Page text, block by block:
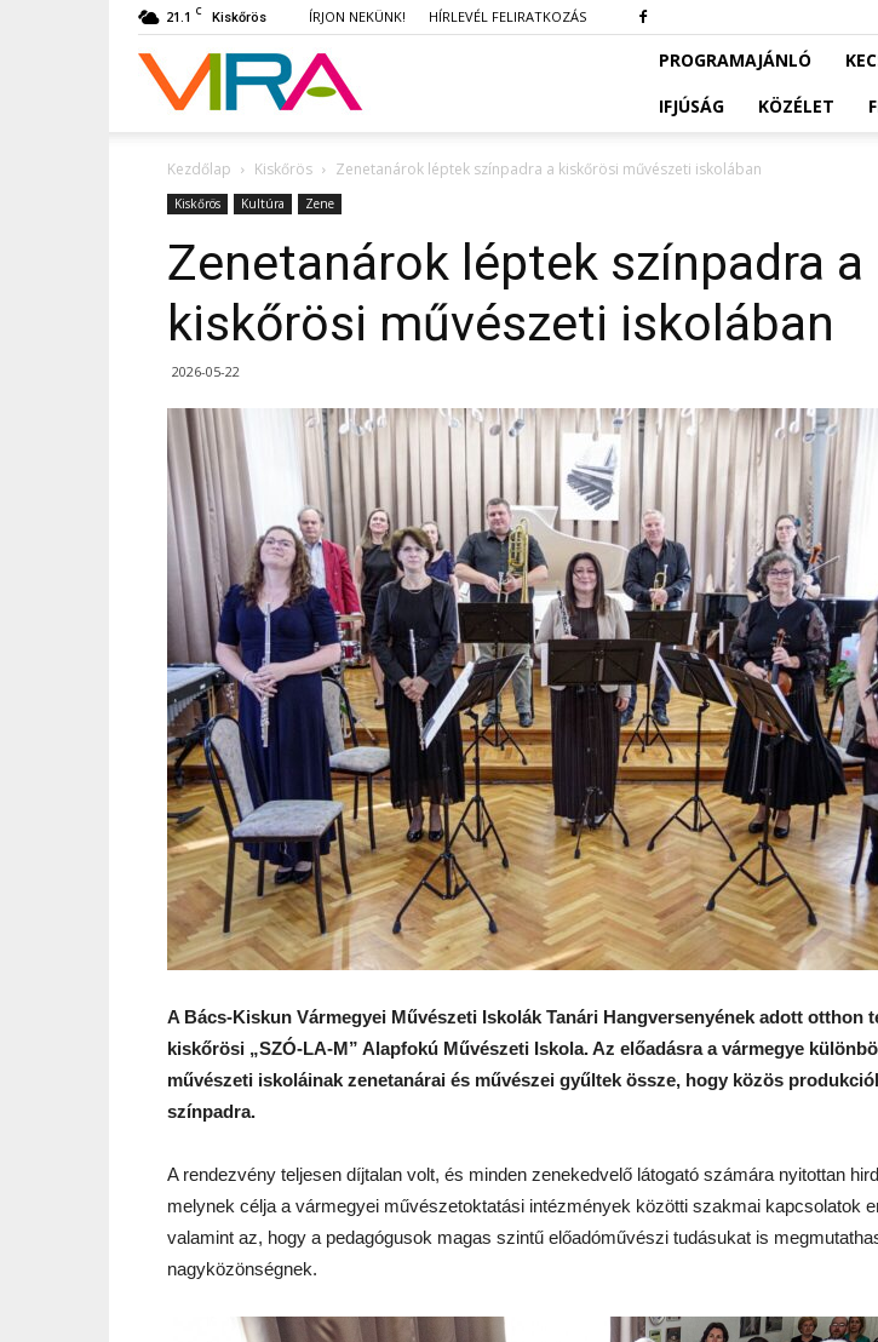
21.1 C Kiskőrös ÍRJON NEKÜNK! HÍRLEVÉL FELIRATKOZÁS
VIRA PROGRAMAJÁNLÓ
IFJÚSÁG
KÖZÉLET
Kezdőlap Kiskőrös Zenetanárok léptek színpadra a kiskőrösi művészeti iskolában
Kiskőrös Kultúra Zene
Zenetanárok léptek színpadra a
kiskőrösi művészeti iskolában
2026-05-22
A Bács-Kiskun Vármegyei Művészeti Iskolák Tanári Hangversenyének adott otthon
kiskőrösi „SZÓ-LA-M” Alapfokú Művészeti Iskola. Az előadásra a vármegye
művészeti iskoláinak zenetanárai és művészei gyűltek össze, hogy közös
színpadra.
A rendezvény teljesen díjtalan volt, és minden zenekedvelő látogató számára nyitottan
melynek célja a vármegyei művészetoktatási intézmények közötti szakmai kapcsolatok
valamint az, hogy a pedagógusok magas szintű előadóművészi tudásukat is
nagyközönségnek.